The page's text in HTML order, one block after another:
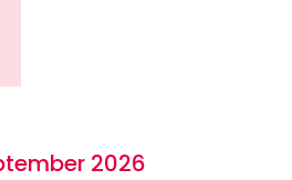
2026